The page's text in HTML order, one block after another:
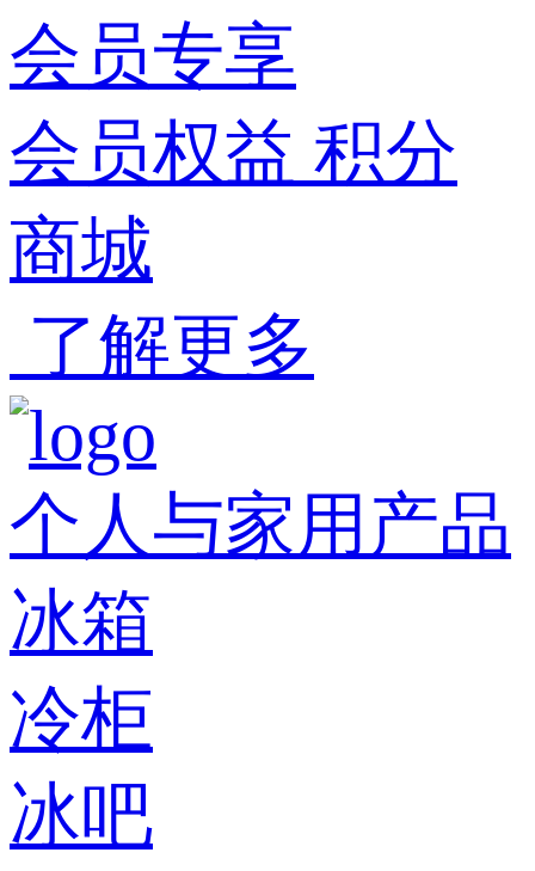
会员专享
会员权益 积分
商城
了解更多
个人与家用产品
冰箱
冷柜
冰吧